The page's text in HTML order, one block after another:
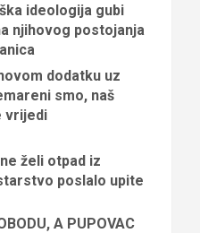
ideologija gubi
njihovog postojanja
dodatku uz
smo, naš
vrijedi
želi otpad iz
poslalo upite
A PUPOVAC